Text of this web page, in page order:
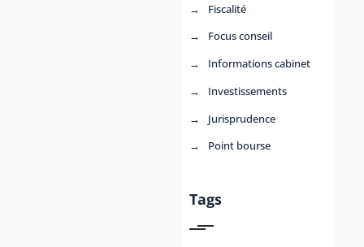
Fiscalité
Focus conseil
Informations cabinet
Investissements
Jurisprudence
Point bourse
Tags